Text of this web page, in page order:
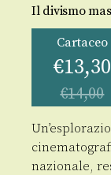
Il divismo
Cartaceo
€13,30
€14,00
nazionale,